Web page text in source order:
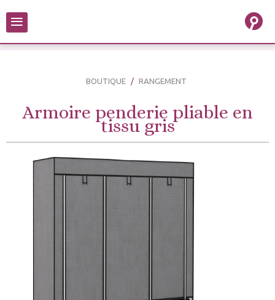
≡
BOUTIQUE RANGEMENT
Armoire penderie pliable en
tissu gris